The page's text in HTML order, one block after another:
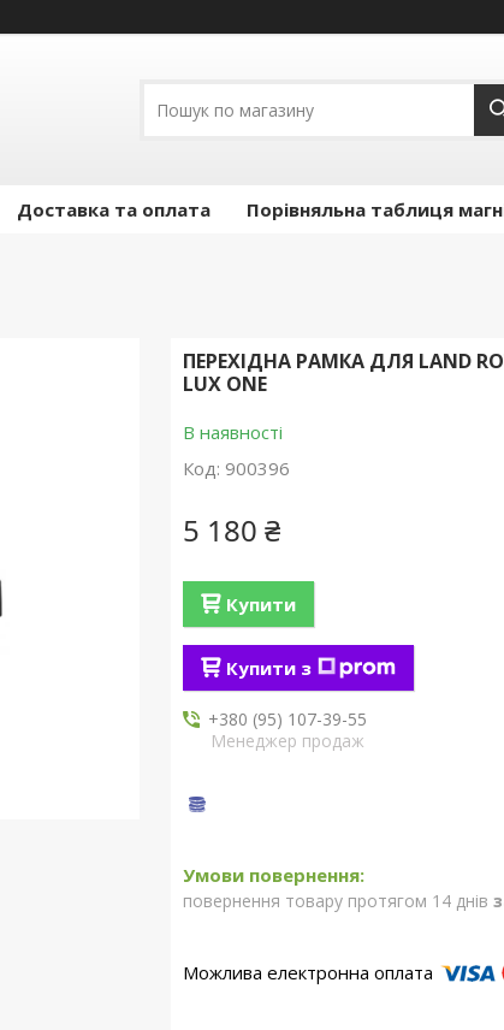
Доставка та оплата Порівняльна таблиця
ПЕРЕХІДНА РАМКА ДЛЯ LAND
LUX ONE
В наявності
Код: 900396
5 180 ₴
Купити
Купити з
+380 (95) 107-39-55
Менеджер продаж
повернення товару протягом 14 днів